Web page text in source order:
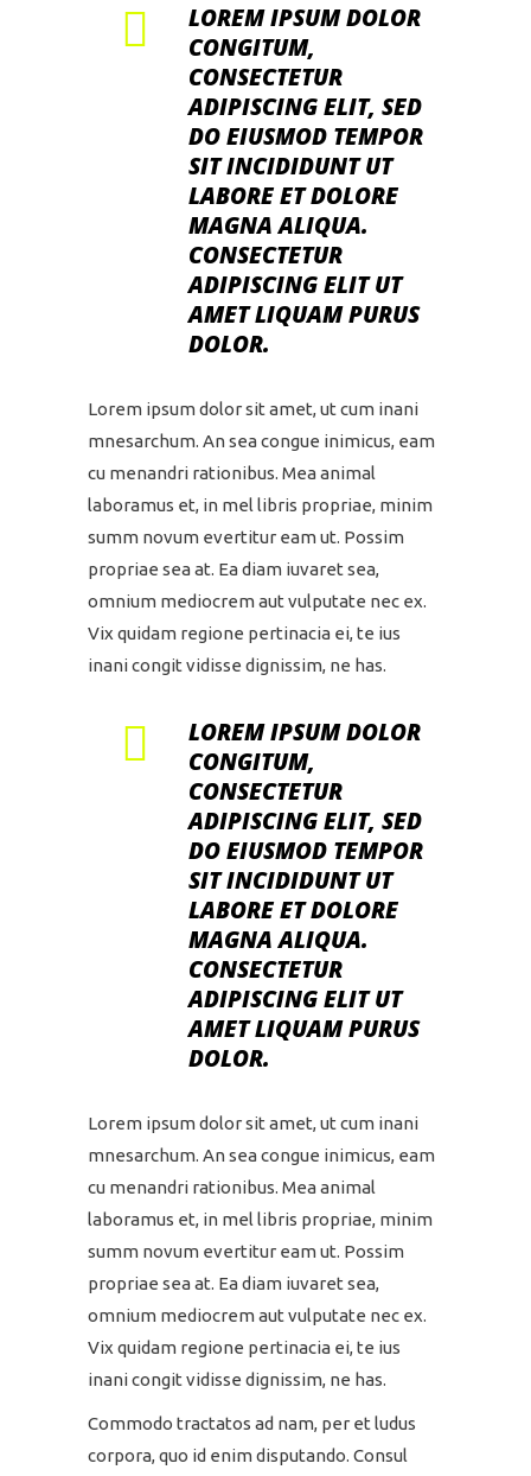
LOREM IPSUM DOLOR
CONGITUM,
CONSECTETUR
ADIPISCING ELIT, SED
DO EIUSMOD TEMPOR
SIT INCIDIDUNT UT
LABORE ET DOLORE
MAGNA ALIQUA.
CONSECTETUR
ADIPISCING ELIT UT
AMET LIQUAM PURUS
DOLOR.
Lorem ipsum dolor sit amet, ut cum inani
mnesarchum. An sea congue inimicus, eam
cu menandri rationibus. Mea animal
laboramus et, in mel libris propriae, minim
summ novum evertitur eam ut. Possim
propriae sea at. Ea diam iuvaret sea,
omnium mediocrem aut vulputate nec ex.
Vix quidam regione pertinacia ei, te ius
inani congit vidisse dignissim, ne has.
LOREM IPSUM DOLOR
CONGITUM,
CONSECTETUR
ADIPISCING ELIT, SED
DO EIUSMOD TEMPOR
SIT INCIDIDUNT UT
LABORE ET DOLORE
MAGNA ALIQUA.
CONSECTETUR
ADIPISCING ELIT UT
AMET LIQUAM PURUS
DOLOR.
Lorem ipsum dolor sit amet, ut cum inani
mnesarchum. An sea congue inimicus, eam
cu menandri rationibus. Mea animal
laboramus et, in mel libris propriae, minim
summ novum evertitur eam ut. Possim
propriae sea at. Ea diam iuvaret sea,
omnium mediocrem aut vulputate nec ex.
Vix quidam regione pertinacia ei, te ius
inani congit vidisse dignissim, ne has.
Commodo tractatos ad nam, per et ludus
corpora, quo id enim disputando. Consul